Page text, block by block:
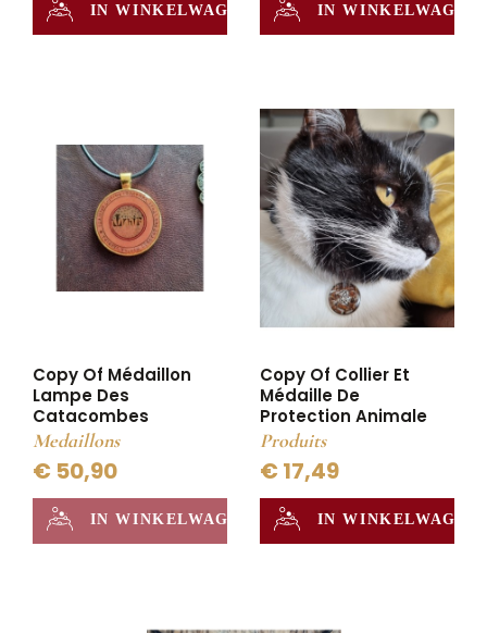
IN WINKELWAGEN IN WINKELWAGEN
Copy Of Médaillon
Lampe Des
Catacombes
Medaillons
€ 50,90
IN WINKELWAGEN
Copy Of Collier Et
Médaille De
Protection Animale
Produits
€ 17,49
IN WINKELWAGEN